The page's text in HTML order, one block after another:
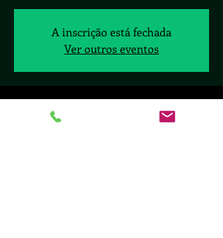
A inscrição está fechada
Ver outros eventos
Horário e local